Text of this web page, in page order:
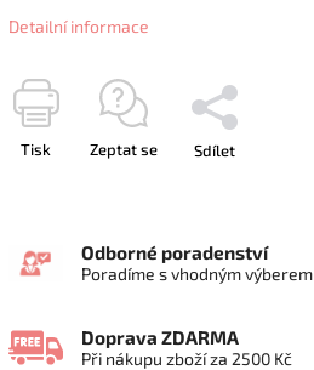
Detailní informace
Tisk Zeptat se Sdílet
Odborné poradenství
Poradíme s vhodným výberem
Doprava ZDARMA
Při nákupu zboží za 2500 Kč